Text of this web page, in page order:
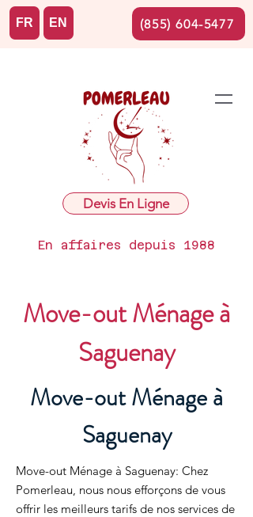
Devis En Ligne
En affaires depuis 1988
FR EN (855) 604-5477
Move-out Ménage à
Saguenay
Move-out Ménage à
Saguenay
Move-out Ménage à Saguenay: Chez
Pomerleau, nous nous efforçons de vous
offrir les meilleurs tarifs de nos services de